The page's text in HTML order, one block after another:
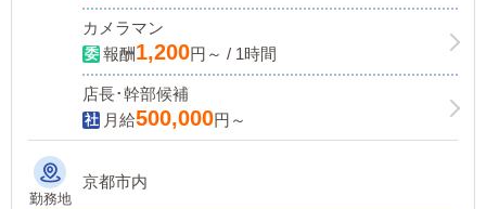
カメラマン
報酬1,200円～ / 1時間
店長･幹部候補
月給500,000円～
勤務地
京都市内